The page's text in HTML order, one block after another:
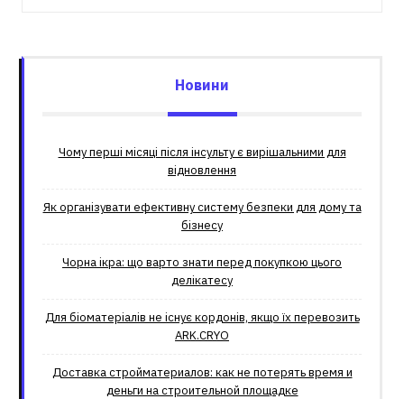
Новини
Чому перші місяці після інсульту є вирішальними для
відновлення
Як організувати ефективну систему безпеки для дому та
бізнесу
Чорна ікра: що варто знати перед покупкою цього
делікатесу
Для біоматеріалів не існує кордонів, якщо їх перевозить
ARK.CRYO
Доставка стройматериалов: как не потерять время и
деньги на строительной площадке